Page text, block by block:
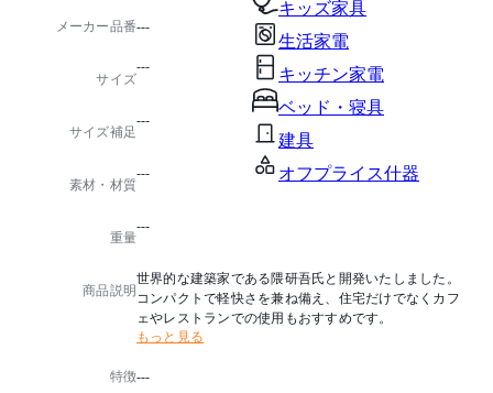
キッズ家具
生活家電
キッチン家電
ベッド・寝具
建具
オフプライス什器
メーカー品番---
サイズ
---
サイズ補足
---
素材・材質
---
重量
---
商品説明
世界的な建築家である隈研吾氏と開発いたしました。
コンパクトで軽快さを兼ね備え、住宅だけでなくカフ
ェやレストランでの使用もおすすめです。
もっと見る
特徴---